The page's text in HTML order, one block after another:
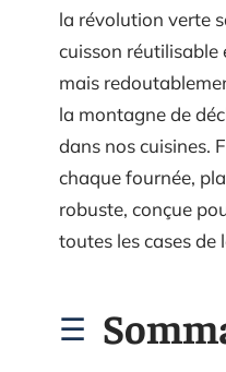
la révolution verte
cuisson réutilisable
mais
la montagne de
dans nos cuisines.
chaque fournée,
robuste, conçue
toutes les cases de